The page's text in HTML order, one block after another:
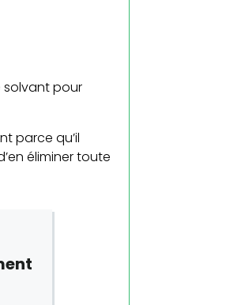
solvant pour
parce qu’il
éliminer toute